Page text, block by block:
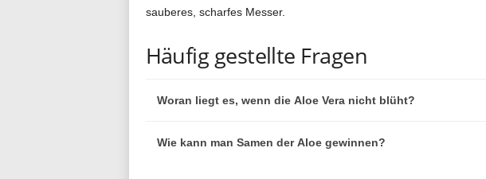
sauberes, scharfes Messer.
Häufig gestellte Fragen
Woran liegt es, wenn die Aloe Vera nicht blüht?
Wie kann man Samen der Aloe gewinnen?